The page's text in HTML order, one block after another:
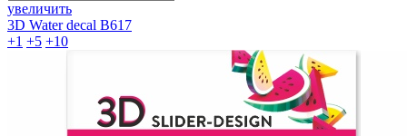
увеличить
3D Water decal B617
+1 +5 +10